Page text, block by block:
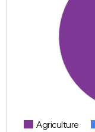
Agriculture